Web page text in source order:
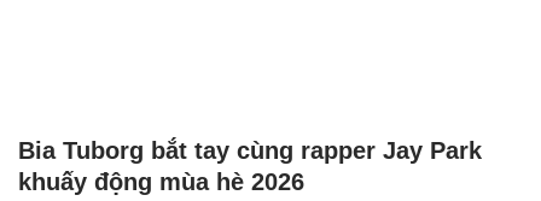
Bia Tuborg bắt tay cùng rapper Jay Park
khuấy động mùa hè 2026